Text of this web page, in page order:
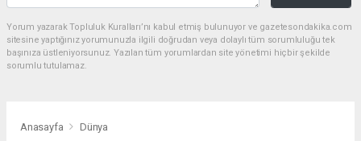
Yorum yazarak Topluluk Kuralları’nı kabul etmiş bulunuyor ve gazetesondakika.com
sitesine yaptığınız yorumunuzla ilgili doğrudan veya dolaylı tüm sorumluluğu tek
başınıza üstleniyorsunuz. Yazılan tüm yorumlardan site yönetimi hiçbir şekilde
sorumlu tutulamaz.
Anasayfa Dünya